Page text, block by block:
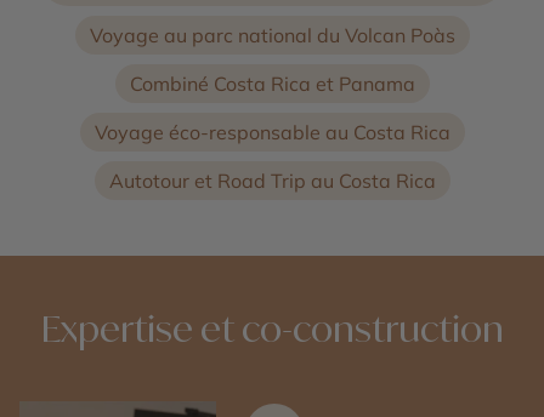
Voyage au parc national du Volcan Poàs
Combiné Costa Rica et Panama
Voyage éco-responsable au Costa Rica
Autotour et Road Trip au Costa Rica
Expertise et co-construction